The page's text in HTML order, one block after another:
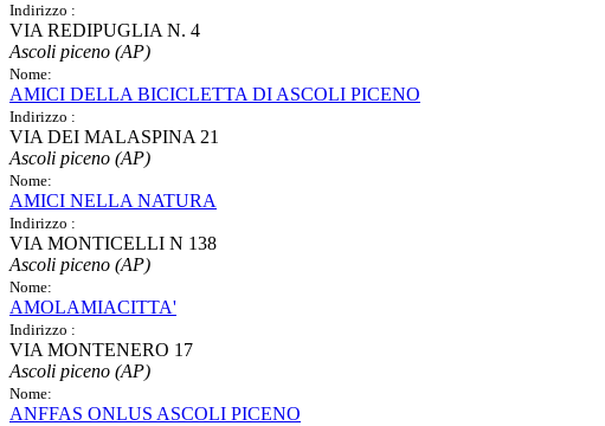
Indirizzo :
VIA REDIPUGLIA N. 4
Ascoli piceno (AP)
Nome:
AMICI DELLA BICICLETTA DI ASCOLI PICENO
Indirizzo :
VIA DEI MALASPINA 21
Ascoli piceno (AP)
Nome:
AMICI NELLA NATURA
Indirizzo :
VIA MONTICELLI N 138
Ascoli piceno (AP)
Nome:
AMOLAMIACITTA'
Indirizzo :
VIA MONTENERO 17
Ascoli piceno (AP)
Nome:
ANFFAS ONLUS ASCOLI PICENO